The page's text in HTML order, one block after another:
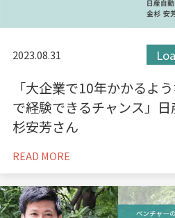
2023.08.31
「大企業で10年かかるよ
で経験できるチャンス」
杉安芳さん
READ MORE